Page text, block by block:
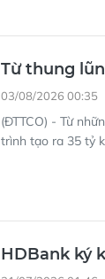
Từ thung
03/08/2026 00:35
(ĐTTCO) - Từ
trình tạo ra 35 tỷ
HDBank ký